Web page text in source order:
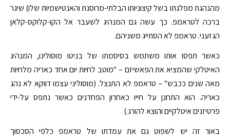
מהנהגת מפלגתו בשל קיצוניותו הבלתי-מרוסנת והאנטישמיות שלו) שיגר
ברכה לטראמפ. כך עשה גם המנהיג לשעבר אל הקו-קלוקס-קלאן
הגזעני. טראמפ לא הסתייג משניהם.
כאשר תפסו אותו משתמש בסיסמתו של בניטו מוסולינו, המנהיג
האיטלקי שהמציא את הפאשיזם – "מוטב לחיות יום אחד כאריה מלחיות
מאה שנים ככבש" – טראמפ לא התנצל. (מוסוליני עצמו דווקא לא נהג
כאריה. הוא התחנן על חייו כאחרון הפחדנים כאשר נתפס על-ידי
פרטיזנים איטלקיים והוצא להורג.)
באור זה יש לשפוט גם את עמדתו של טראמפ כלפי הסכסוך